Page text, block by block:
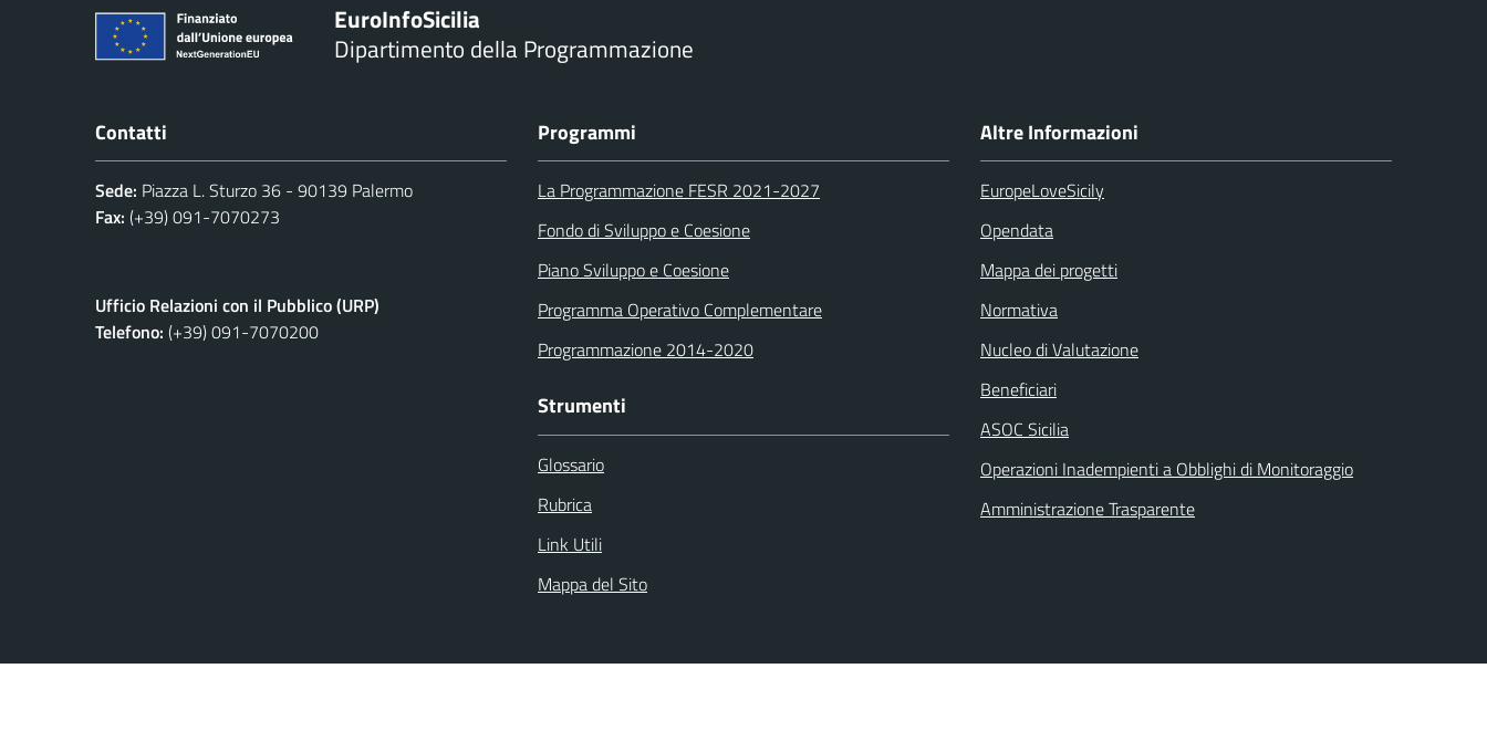
EuroInfoSicilia
Dipartimento della Programmazione
Contatti
Sede: Piazza L. Sturzo 36 - 90139 Palermo
Fax: (+39) 091-7070273
Ufficio Relazioni con il Pubblico (URP)
Telefono: (+39) 091-7070200
Programmi
La Programmazione FESR 2021-2027
Fondo di Sviluppo e Coesione
Piano Sviluppo e Coesione
Programma Operativo Complementare
Programmazione 2014-2020
Strumenti
Glossario
Rubrica
Link Utili
Mappa del Sito
Altre Informazioni
EuropeLoveSicily
Opendata
Mappa dei progetti
Normativa
Nucleo di Valutazione
Beneficiari
ASOC Sicilia
Operazioni Inadempienti a Obblighi di Monitoraggio
Amministrazione Trasparente